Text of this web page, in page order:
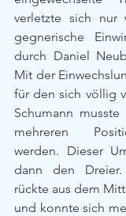
verletzte sich nur
gegnerische
durch Daniel
Mit der
für den sich völlig
Schumann
mehreren
werden. Dieser
dann den
rückte aus dem
und konnte sich